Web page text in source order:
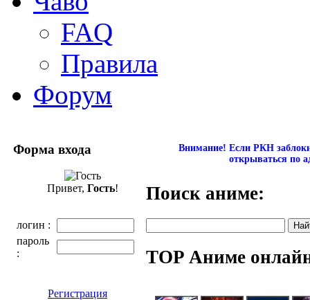
FAQ
Правила
Форум
Форма входа
Привет, Гость!
логин :
пароль
:
Регистрация
Внимание! Если РКН
открываться по
Поиск аниме:
TOP Аниме